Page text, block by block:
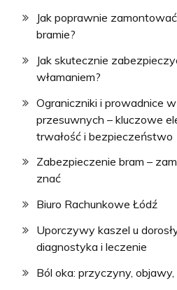
Jak poprawnie
bramie?
Jak skutecznie
włamaniem?
Ograniczniki i prowadnice
przesuwnych – kluczowe
trwałość i bezpieczeństwo
Zabezpieczenie bram –
znać
Biuro Rachunkowe Łódź
Uporczywy kaszel u
diagnostyka i leczenie
Ból oka: przyczyny,